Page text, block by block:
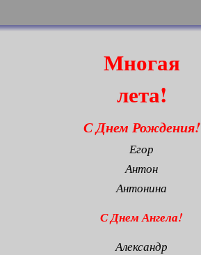
Многая
лета!
С Днем Рождения!
Егор
Антон
Антонина
С Днем Ангела!
Александр